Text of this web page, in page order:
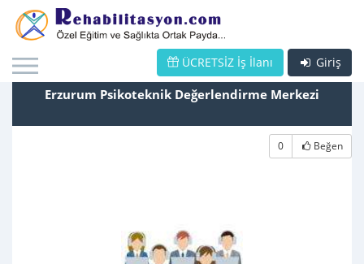
Giriş
ÜCRETSİZ İş İlanı
Erzurum Psikoteknik Değerlendirme Merkezi
0 Beğen